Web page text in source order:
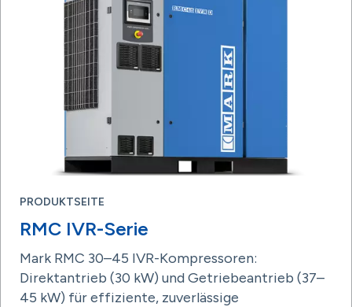
PRODUKTSEITE
RMC IVR-Serie
Mark RMC 30–45 IVR-Kompressoren:
Direktantrieb (30 kW) und Getriebeantrieb (37–
45 kW) für effiziente, zuverlässige